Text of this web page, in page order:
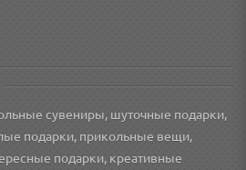
сувениры, шуточные подарки,
подарки, прикольные вещи,
подарки, креативные